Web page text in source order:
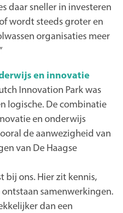
daar sneller in investeren
wordt steeds groter en
organisaties meer
en innovatie
Innovation Park was
logische. De combinatie
en onderwijs
de aanwezigheid van
van De Haagse
bij ons. Hier zit kennis,
samenwerkingen.
dan een